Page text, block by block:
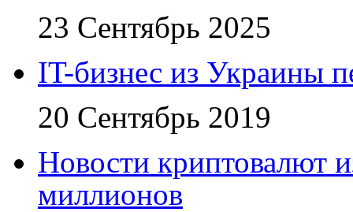
23 Сентябрь 2025
IT-бизнес из Украины
20 Сентябрь 2019
Новости криптовалют
миллионов